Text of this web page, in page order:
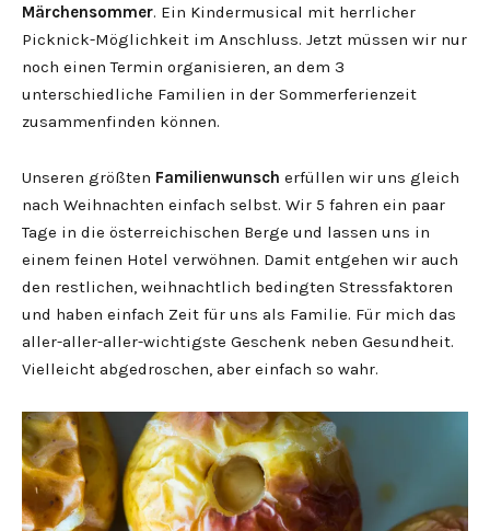
Märchensommer. Ein Kindermusical mit herrlicher
Picknick-Möglichkeit im Anschluss. Jetzt müssen wir nur
noch einen Termin organisieren, an dem 3
unterschiedliche Familien in der Sommerferienzeit
zusammenfinden können.
Unseren größten Familienwunsch erfüllen wir uns gleich
nach Weihnachten einfach selbst. Wir 5 fahren ein paar
Tage in die österreichischen Berge und lassen uns in
einem feinen Hotel verwöhnen. Damit entgehen wir auch
den restlichen, weihnachtlich bedingten Stressfaktoren
und haben einfach Zeit für uns als Familie. Für mich das
aller-aller-aller-wichtigste Geschenk neben Gesundheit.
Vielleicht abgedroschen, aber einfach so wahr.